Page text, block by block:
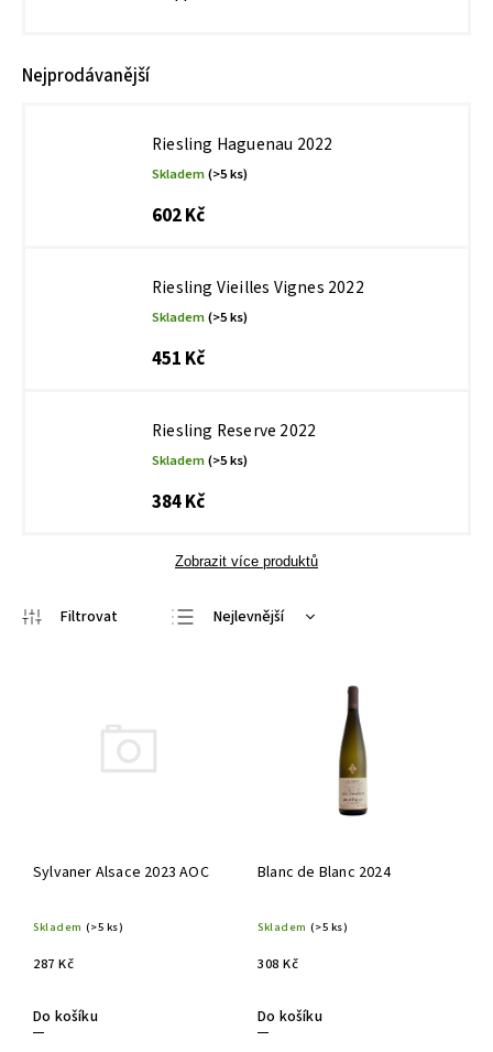
Nejprodávanější
Riesling Haguenau 2022
Skladem(>5 ks)
602 Kč
Riesling Vieilles Vignes 2022
Skladem(>5 ks)
451 Kč
Riesling Reserve 2022
Skladem(>5 ks)
384 Kč
Zobrazit více produktů
Nejlevnější
Sylvaner Alsace 2023 AOC
Skladem (>5 ks)
287 Kč
Do košíku
Blanc de Blanc 2024
Skladem (>5 ks)
308 Kč
Do košíku